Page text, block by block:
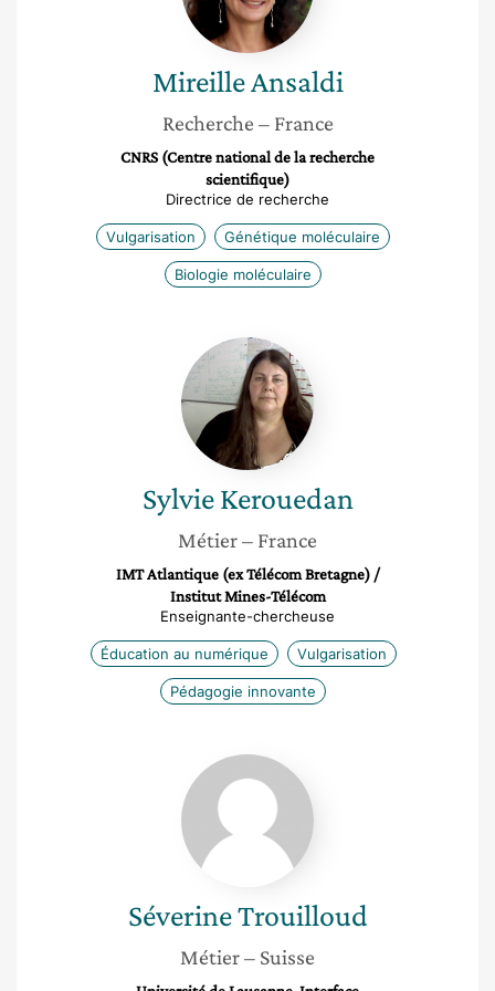
MireilleAnsaldi
Recherche – France
CNRS (Centre national de la recherche
scientifique)
Directrice de recherche
Vulgarisation Génétique moléculaire
Biologie moléculaire
Sylvie
Kerouedan
Sylvie Kerouedan
Métier– France
IMT Atlantique (ex Télécom Bretagne) /
Institut Mines-Télécom
Enseignante-chercheuse
Éducation au numérique Vulgarisation
Pédagogie innovante
Séverine
Trouilloud
SéverineTrouilloud
Métier– Suisse